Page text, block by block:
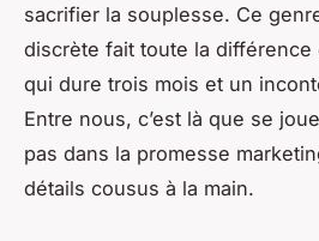
sacrifier la souplesse. Ce
discrète fait toute la
qui dure trois mois et un
Entre nous, c’est là que se
pas dans la promesse
détails cousus à la main.